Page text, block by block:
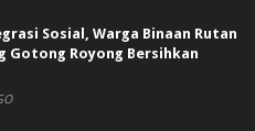
Sosial, Warga Binaan Rutan
Gotong Royong Bersihkan